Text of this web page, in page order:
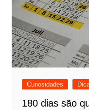
Curiosidades
180 dias são